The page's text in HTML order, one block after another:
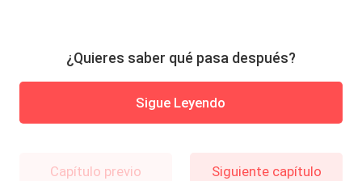
¿Quieres saber qué pasa después?
Sigue Leyendo
Capítulo previo Siguiente capítulo